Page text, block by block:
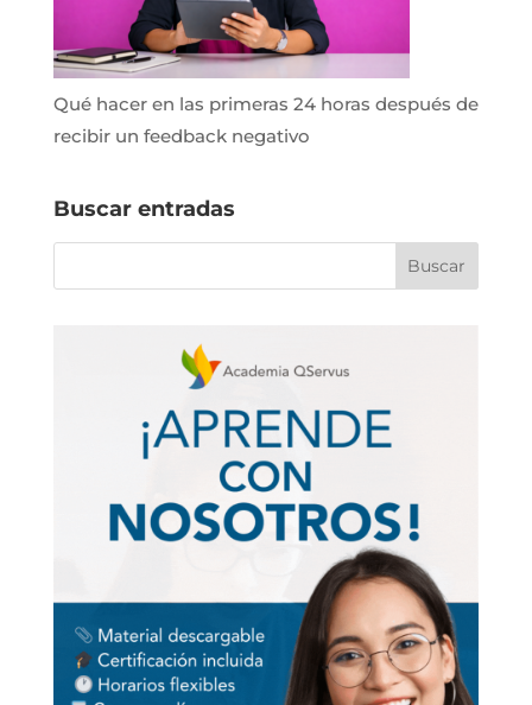
Qué hacer en las primeras 24 horas después de
recibir un feedback negativo
Buscar entradas